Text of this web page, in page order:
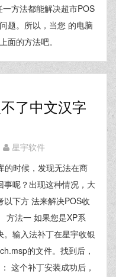
方法都能解决超市POS
题。所以，当您 的电脑
面的方法吧。
了中文汉字
星宇软件
的时候，发现无法在商
事呢？出现这种情况，大
下方 法来解决POS收
方法一 如果您是XP系
输入法补丁在星宇收银
的文件。找到后，
这个补丁安装成功后，